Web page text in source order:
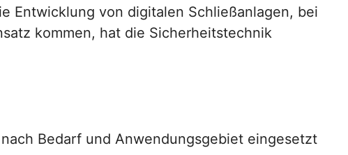
Entwicklung von digitalen Schließanlagen, bei
kommen, hat die Sicherheitstechnik
Bedarf und Anwendungsgebiet eingesetzt